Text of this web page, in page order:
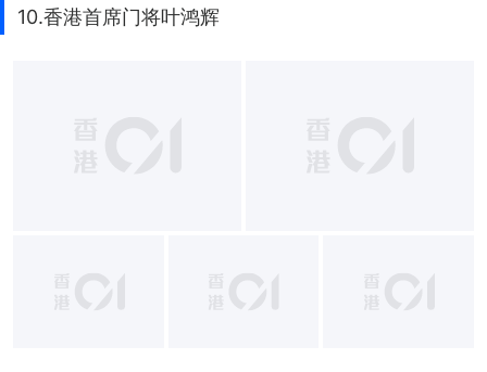
10.香港首席门将叶鸿辉